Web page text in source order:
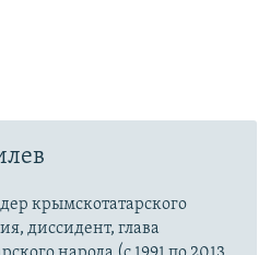
крымскотатарского
диссидент, глава